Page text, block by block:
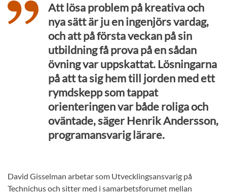
Att lösa problem på kreativa och
nya sätt är ju en ingenjörs vardag,
och att på första veckan på sin
utbildning få prova på en sådan
övning var uppskattat. Lösningarna
på att ta sig hem till jorden med ett
rymdskepp som tappat
orienteringen var både roliga och
oväntade, säger Henrik Andersson,
programansvarig lärare.
David Gisselman arbetar som Utvecklingsansvarig på
Technichus och sitter med i samarbetsforumet mellan